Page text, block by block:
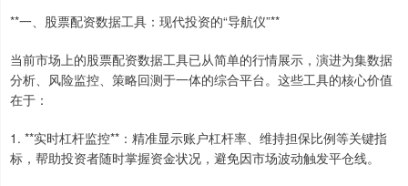
**一、股票配资数据工具：现代投资的“导航仪”**
当前市场上的股票配资数据工具已从简单的行情展示，演进为集数据
分析、风险监控、策略回测于一体的综合平台。这些工具的核心价值
在于：
1. **实时杠杆监控**：精准显示账户杠杆率、维持担保比例等关键指
标，帮助投资者随时掌握资金状况，避免因市场波动触发平仓线。